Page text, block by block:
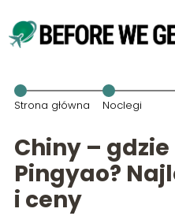
Strona główna Noclegi
Chiny –
Pingyao?
i ceny